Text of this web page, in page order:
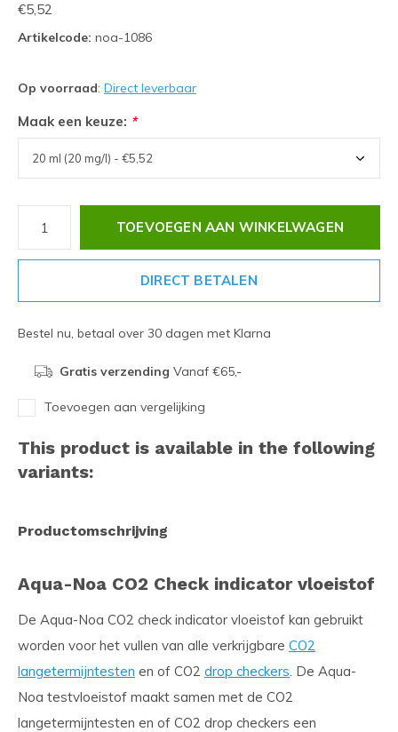
€5,52
Artikelcode: noa-1086
Op voorraad: Direct leverbaar
Maak een keuze: *
TOEVOEGEN AAN WINKELWAGEN
DIRECT BETALEN
Bestel nu, betaal over 30 dagen met Klarna
Gratis verzending Vanaf €65,-
Toevoegen aan vergelijking
This product is available in the following
variants:
Productomschrijving
Aqua-Noa CO2 Check indicator vloeistof
De Aqua-Noa CO2 check indicator vloeistof kan gebruikt
worden voor het vullen van alle verkrijgbare CO2
langetermijntesten en of CO2 drop checkers. De Aqua-
Noa testvloeistof maakt samen met de CO2
langetermijntesten en of CO2 drop checkers een